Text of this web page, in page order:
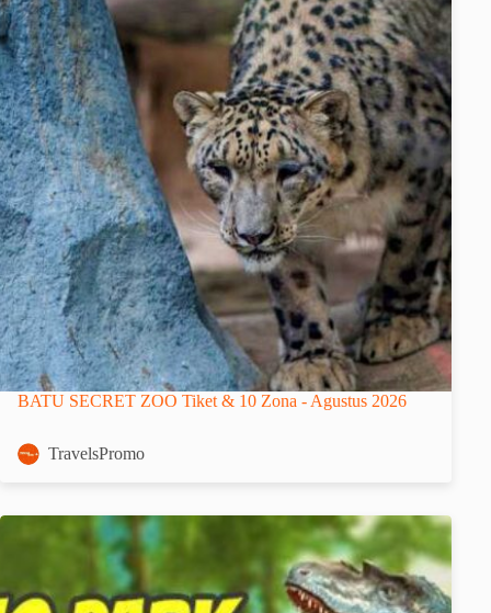
BATU SECRET ZOO Tiket & 10 Zona - Agustus 2026
TravelsPromo